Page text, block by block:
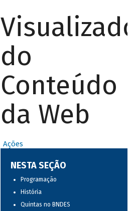
Visualizador
do
Conteúdo
da Web
Ações
NESTA SEÇÃO
Programação
História
Quintas no BNDES